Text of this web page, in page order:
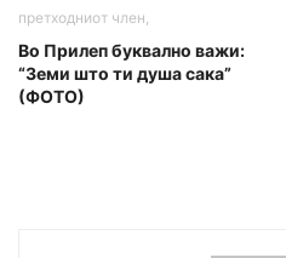
претходниот член,
Во Прилеп буквално важи:
“Земи што ти душа сака”
(ФОТО)